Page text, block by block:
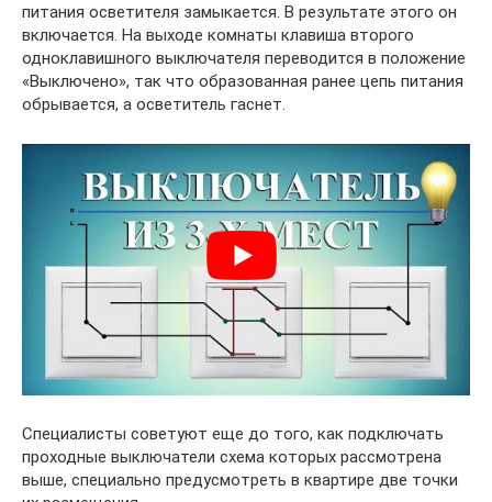
питания осветителя замыкается. В результате этого он
включается. На выходе комнаты клавиша второго
одноклавишного выключателя переводится в положение
«Выключено», так что образованная ранее цепь питания
обрывается, а осветитель гаснет.
Специалисты советуют еще до того, как подключать
проходные выключатели схема которых рассмотрена
выше, специально предусмотреть в квартире две точки